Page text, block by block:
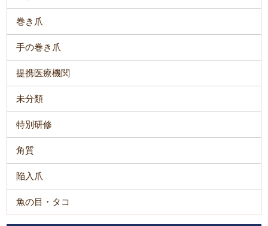
巻き爪
手の巻き爪
提携医療機関
未分類
特別研修
角質
陥入爪
魚の目・タコ